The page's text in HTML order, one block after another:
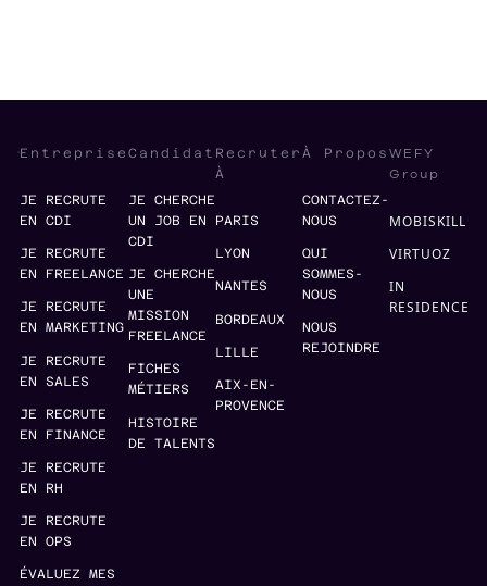
Entreprise
JE RECRUTE
EN CDI
JE RECRUTE
EN FREELANCE
JE RECRUTE
EN MARKETING
JE RECRUTE
EN SALES
JE RECRUTE
EN FINANCE
JE RECRUTE
EN RH
JE RECRUTE
EN OPS
ÉVALUEZ MES
Candidat
JE CHERCHE
UN JOB EN
CDI
JE CHERCHE
UNE
MISSION
FREELANCE
FICHES
MÉTIERS
HISTOIRE
DE TALENTS
Recruter
À
PARIS
LYON
NANTES
BORDEAUX
LILLE
AIX-EN-
PROVENCE
À Propos
CONTACTEZ-
NOUS
QUI
SOMMES-
NOUS
NOUS
REJOINDRE
WEFY
Group
MOBISKILL
VIRTUOZ
IN
RESIDENCE